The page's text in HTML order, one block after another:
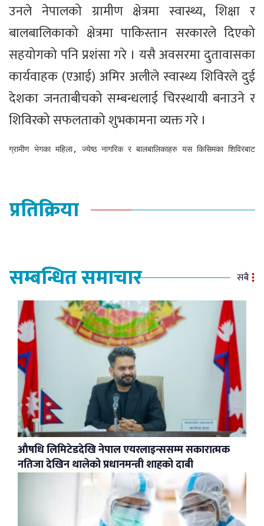
उनले नेपालको ग्रामीण क्षेत्रमा स्वास्थ्य, शिक्षा र
बालबालिकाको क्षेत्रमा पाकिस्तान सरकारले दिएको
सहयोगको पनि प्रशंसा गरे । यसै अवसरमा दुतावासका
कार्यवाहक (एआई) अमिर अलीले स्वास्थ्य शिविरले दुई
देशका जनताबीचको सम्बन्धलाई चिरस्थायी बनाउने र
शिविरको सफलताको शुभकामना व्यक्त गरे ।
ग्रामीण भेगका महिला, ज्येष्ठ नागरिक र बालबालिकाहरु यस किसिमका
प्रतिक्रिया
सम्बन्धित समाचार सबै
औषधि लिमिटेडदेखि नेपाल एयरलाइन्ससम्म सकारात्मक
नतिजा देखिन थालेको प्रधानमन्त्री शाहको दाबी